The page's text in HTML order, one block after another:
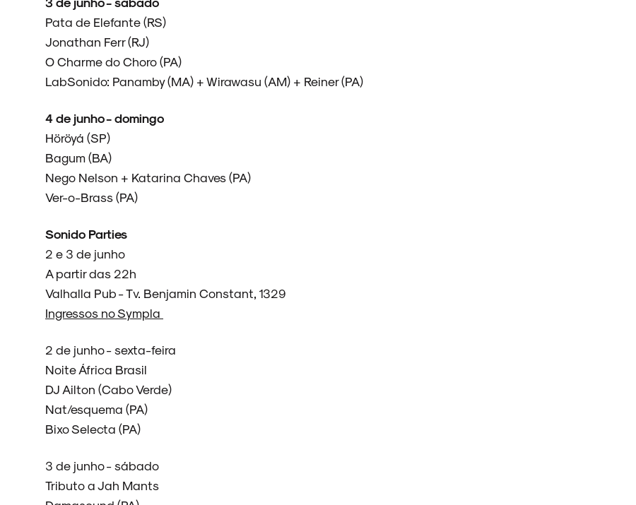
Pata de Elefante (RS)
Jonathan Ferr (RJ)
O Charme do Choro (PA)
LabSonido: Panamby (MA) + Wirawasu (AM) + Reiner (PA)
4 de junho - domingo
Höröyá (SP)
Bagum (BA)
Nego Nelson + Katarina Chaves (PA)
Ver-o-Brass (PA)
Sonido Parties
2 e 3 de junho
A partir das 22h
Valhalla Pub - Tv. Benjamin Constant, 1329
Ingressos no Sympla
2 de junho - sexta-feira
Noite África Brasil
DJ Ailton (Cabo Verde)
Nat/esquema (PA)
Bixo Selecta (PA)
3 de junho - sábado
Tributo a Jah Mants